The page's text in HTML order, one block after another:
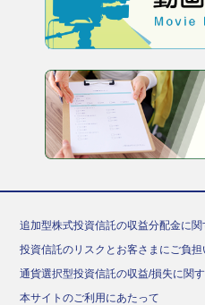
追加型株式投資信託の収益分配金に関
投資信託のリスクとお客さまにご負
通貨選択型投資信託の収益/損失に関
本サイトのご利用にあたって